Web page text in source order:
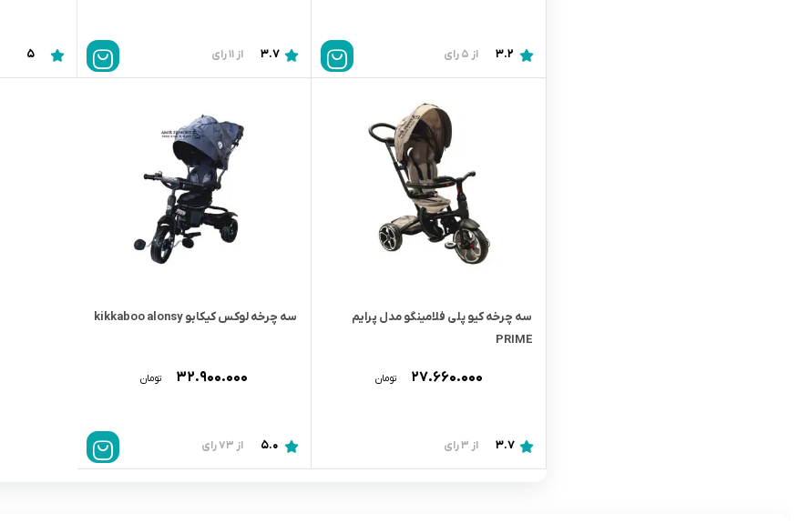
3.2 از 5 رای 3.7 از 11 رای 5
سه چرخه کیو پلی فلامینگو مدل پرايم
PRIME
۲۷.۶۶۰.۰۰۰ تومان
3.7 از 3 رای
سه چرخه لوکس کیکابو kikkaboo alonsy
۳۲.۹۰۰.۰۰۰ تومان
5.0 از 73 رای